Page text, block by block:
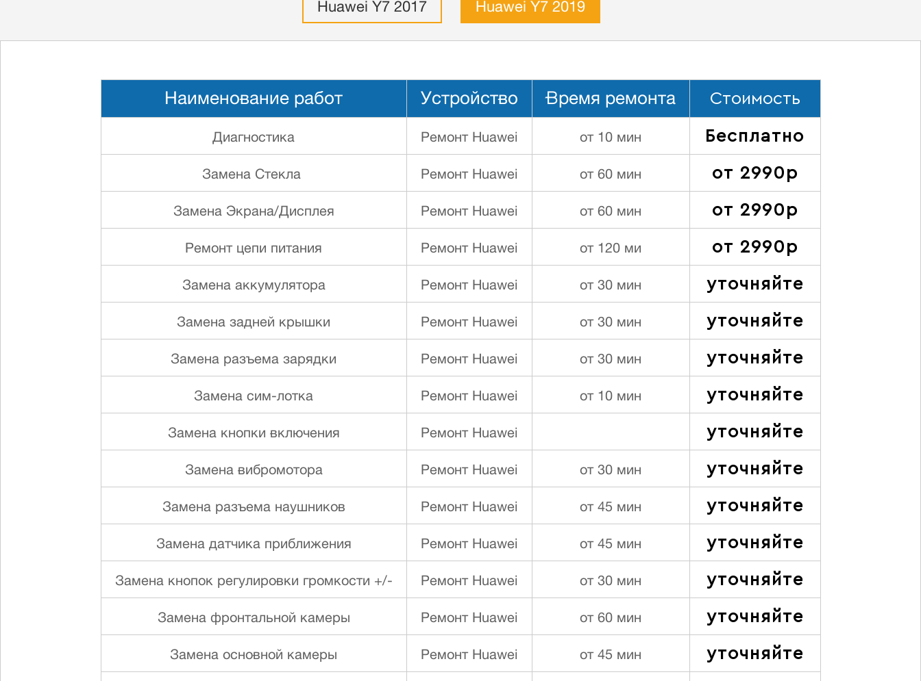
Huawei Y7 2017 Huawei Y7 2019
Наименование работ Устройство Время ремонта Стоимость
Диагностика Ремонт Huawei от 10 мин Бесплатно
Замена Стекла Ремонт Huawei от 60 мин от 2990р
Замена Экрана/Дисплея Ремонт Huawei от 60 мин от 2990р
Ремонт цепи питания Ремонт Huawei от 120 ми от 2990р
Замена аккумулятора Ремонт Huawei от 30 мин уточняйте
Замена задней крышки Ремонт Huawei от 30 мин уточняйте
Замена разъема зарядки Ремонт Huawei от 30 мин уточняйте
Замена сим-лотка Ремонт Huawei от 10 мин уточняйте
Замена кнопки включения Ремонт Huawei уточняйте
Замена вибромотора Ремонт Huawei от 30 мин уточняйте
Замена разъема наушников Ремонт Huawei от 45 мин уточняйте
Замена датчика приближения Ремонт Huawei от 45 мин уточняйте
Замена кнопок регулировки громкости +/- Ремонт Huawei от 30 мин уточняйте
Замена фронтальной камеры Ремонт Huawei от 60 мин уточняйте
Замена основной камеры Ремонт Huawei от 45 мин уточняйте